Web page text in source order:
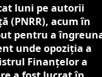
luni pe autorii
(PNRR), acum în
pentru a
unde opoziția a
Finanțelor a